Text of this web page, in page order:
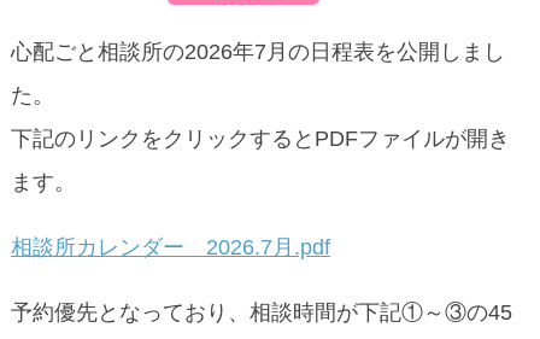
心配ごと相談所の2026年7月の日程表を公開しまし
た。
下記のリンクをクリックするとPDFファイルが開き
ます。
相談所カレンダー 2026.7月.pdf
予約優先となっており、相談時間が下記①～③の45